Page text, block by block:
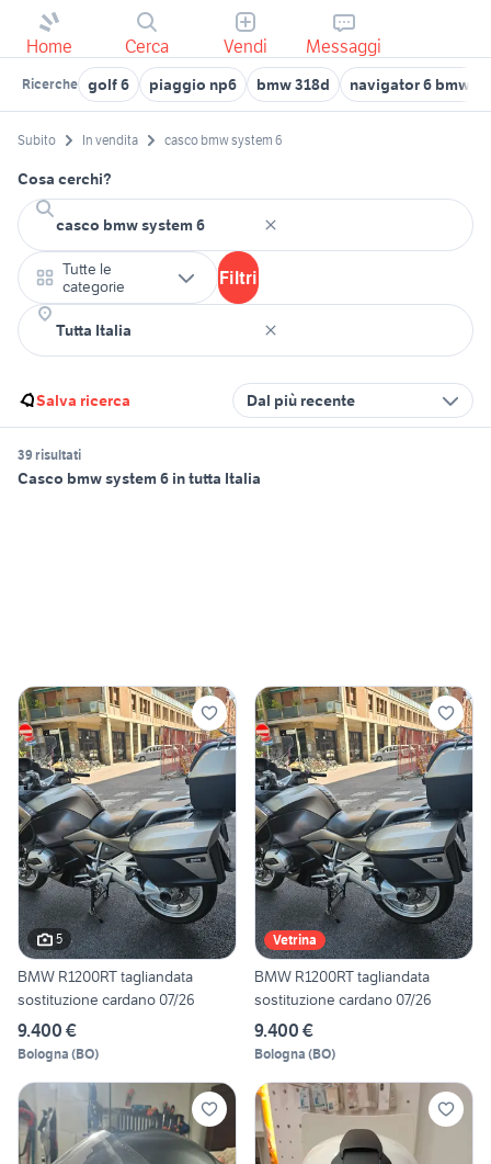
Home Cerca Vendi Messaggi
Ricerche golf 6 piaggio np6 bmw 318d navigator 6 bmw
Subito In vendita casco bmw system 6
Cosa cerchi?
Tutte le
categorie
Filtri
Salva ricerca Dal più recente
39 risultati
Casco bmw system 6 in tutta Italia
5
BMW R1200RT tagliandata
sostituzione cardano 07/26
9.400 €
Bologna (BO)
Vetrina
BMW R1200RT tagliandata
sostituzione cardano 07/26
9.400 €
Bologna (BO)